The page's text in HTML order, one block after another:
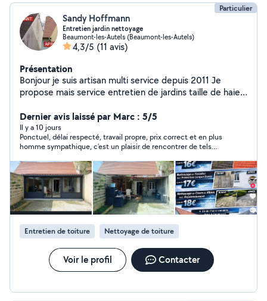
Particulier
Sandy Hoffmann
Entretien jardin nettoyage
Beaumont-les-Autels (Beaumont-les-Autels)
4,3/5 (11 avis)
Présentation
Bonjour je suis artisan multi service depuis 2011 Je
propose mais service entretien de jardins taille de haies
Nettoyage toiture anti mousse hydrofuge Pose papier
peint Peinture intérieur extérieur Nettoyage gouttière
Maçonnerie Pose clôture rigide Pose portail Dalle béton
Création, terrasse sur-mesure Construction, abri de
jardin chalet Service qualité au meilleur prix Facilités de
paiement en 3 fois sans frais Devis et déplacement
gratuit
Dernier avis laissé par Marc : 5/5
Il y a 10 jours
Ponctuel, délai respecté, travail propre, prix correct et en plus
homme sympathique, c'est un plaisir de rencontrer de tels
Entretien de toiture Nettoyage de toiture
Voir le profil Contacter